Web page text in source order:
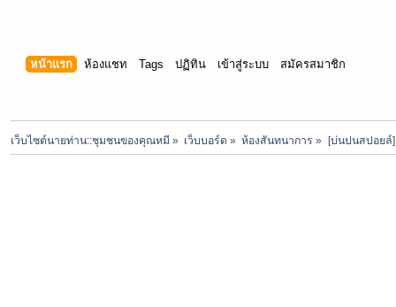
หน้าแรก ห้องแชท Tags ปฏิทิน เข้าสู่ระบบ สมัครสมาชิก
เว็บไซต์นายท่าน::ชุมชนของคุณหมี » เว็บบอร์ด » ห้องสันทนาการ » [บ่นปนสปอยล์]